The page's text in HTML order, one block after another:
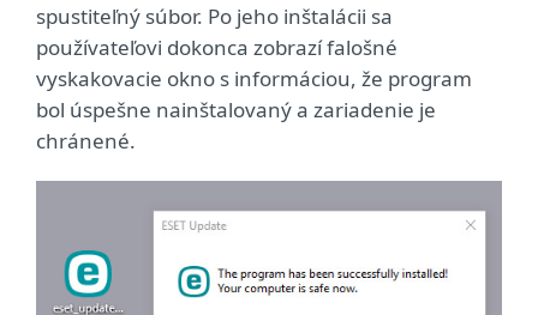
spustiteľný súbor. Po jeho inštalácii sa
používateľovi dokonca zobrazí falošné
vyskakovacie okno s informáciou, že program
bol úspešne nainštalovaný a zariadenie je
chránené.